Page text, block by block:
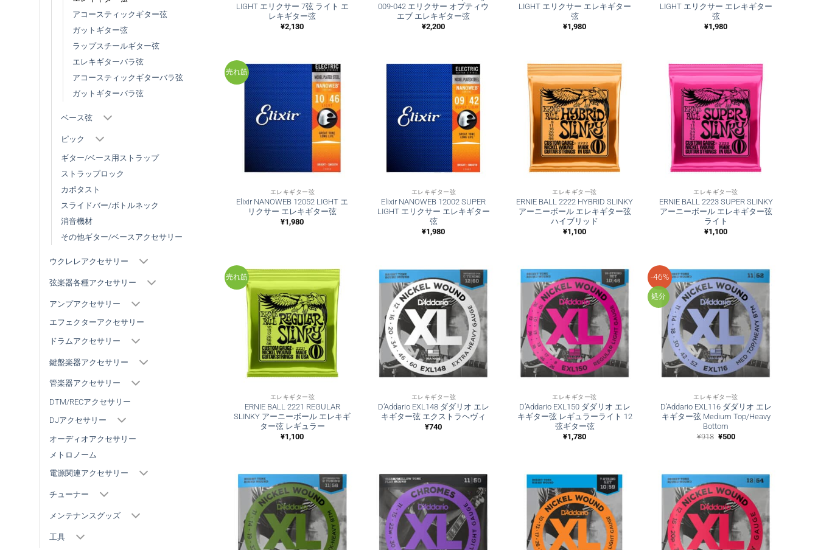
アコースティックギター弦
ガットギター弦
ラップスチールギター弦
エレキギターバラ弦
アコースティックギターバラ弦
ガットギターバラ弦
ベース弦
ピック
ギター/ベース用ストラップ
ストラップロック
カポタスト
スライドバー/ボトルネック
消音機材
その他ギター/ベースアクセサリー
ウクレレアクセサリー
弦楽器各種アクセサリー
アンプアクセサリー
エフェクターアクセサリー
ドラムアクセサリー
鍵盤楽器アクセサリー
管楽器アクセサリー
DTM/RECアクセサリー
DJアクセサリー
オーディオアクセサリー
メトロノーム
電源関連アクセサリー
チューナー
メンテナンスグッズ
工具
LIGHT エリクサー 7弦 ライト エ
レキギター弦
¥2,130
009-042 エリクサー オプティウ
エブ エレキギター弦
¥2,200
LIGHT エリクサー エレキギター
弦
¥1,980
LIGHT エリクサー エレキギター
弦
¥1,980
売れ筋
エレキギター弦
Elixir NANOWEB 12052 LIGHT エ
リクサー エレキギター弦
¥1,980
エレキギター弦
Elixir NANOWEB 12002 SUPER
LIGHT エリクサー エレキギター
弦
¥1,980
エレキギター弦
ERNIE BALL 2222 HYBRID SLINKY
アーニーボール エレキギター弦
ハイブリッド
¥1,100
エレキギター弦
ERNIE BALL 2223 SUPER SLINKY
アーニーボール エレキギター弦
ライト
¥1,100
売れ筋
エレキギター弦
ERNIE BALL 2221 REGULAR
SLINKY アーニーボール エレキギ
ター弦 レギュラー
¥1,100
エレキギター弦
D’Addario EXL148 ダダリオ エレ
キギター弦 エクストラヘヴィ
¥740
エレキギター弦
D’Addario EXL150 ダダリオ エレ
キギター弦 レギュラーライト 12
弦ギター弦
¥1,780
-46%
処分
エレキギター弦
D’Addario EXL116 ダダリオ エレ
キギター弦 Medium Top/Heavy
Bottom
¥918 元
¥918
で
し
た。
¥500現
は
¥500
で
す。